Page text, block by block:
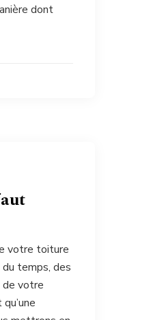
dont
votre toiture
temps, des
de votre